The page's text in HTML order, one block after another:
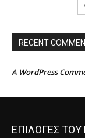
RECENT
A WordPress
ΕΠΙΛΟΓΕΣ